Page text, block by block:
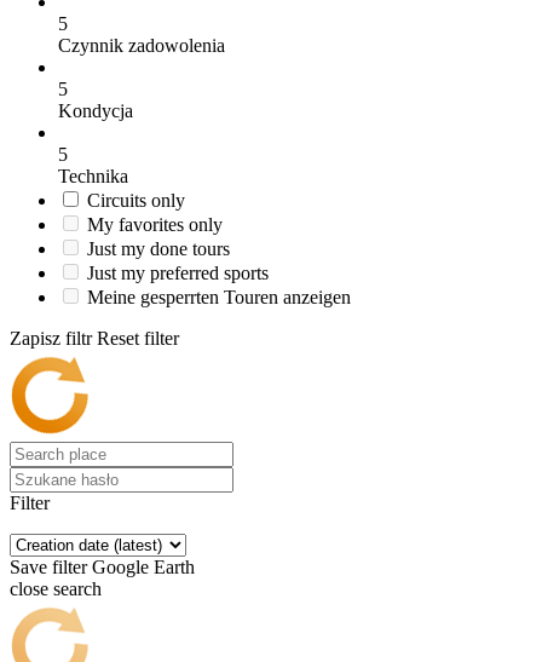
5
Czynnik zadowolenia
5
Kondycja
5
Technika
Circuits only
My favorites only
Just my done tours
Just my preferred sports
Meine gesperrten Touren anzeigen
Zapisz filtr Reset filter
Filter
Save filter Google Earth
close search